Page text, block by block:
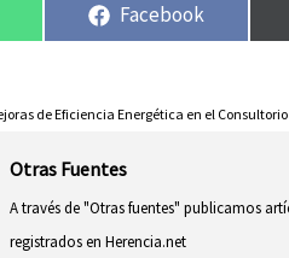
Facebook
Otras Fuentes
A través de "Otras fuentes" publicamos
registrados en Herencia.net